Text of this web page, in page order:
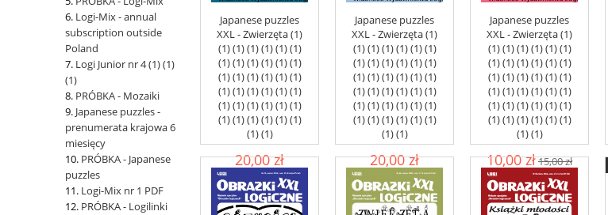
Logi-Mix - annual
subscription outside
Poland
Logi Junior nr 4 (1) (1)
(1)
PRÓBKA - Mozaiki
Japanese puzzles -
prenumerata krajowa 6
miesięcy
PRÓBKA - Japanese
puzzles
Logi-Mix nr 1 PDF
PRÓBKA - Logilinki
Japanese puzzles
XXL - Zwierzęta (1)
(1) (1) (1) (1) (1) (1)
(1) (1) (1) (1) (1) (1)
(1) (1) (1) (1) (1) (1)
(1) (1) (1) (1) (1) (1)
(1) (1) (1) (1) (1) (1)
(1) (1) (1) (1) (1) (1)
(1) (1)
20,00 zł
add to cart
Japanese puzzles
XXL - Zwierzęta (1)
(1) (1) (1) (1) (1) (1)
(1) (1) (1) (1) (1) (1)
(1) (1) (1) (1) (1) (1)
(1) (1) (1) (1) (1) (1)
(1) (1) (1) (1) (1) (1)
(1) (1) (1) (1) (1) (1)
(1) (1)
20,00 zł
add to cart
Japanese puzzles
XXL - Zwierzęta (1)
(1) (1) (1) (1) (1) (1)
(1) (1) (1) (1) (1) (1)
(1) (1) (1) (1) (1) (1)
(1) (1) (1) (1) (1) (1)
(1) (1) (1) (1) (1) (1)
(1) (1) (1) (1) (1) (1)
(1) (1)
10,00 zł15,00 zł
add to cart